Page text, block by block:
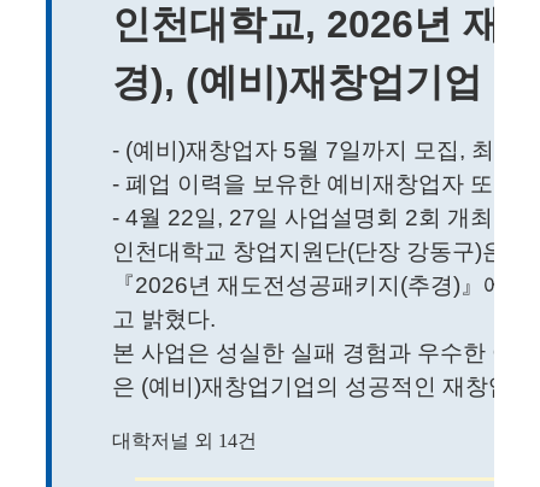
인천대학교, 2026년 재
경), (예비)재창업기업
- (예비)재창업자 5월 7일까지 모집, 최대
- 폐업 이력을 보유한 예비재창업자 또는
- 4월 22일, 27일 사업설명회 2회 개최 예
인천대학교 창업지원단(단장 강동구)은
『2026년 재도전성공패키지(추경)』에
고 밝혔다.
본 사업은 성실한 실패 경험과 우수한 아
은 (예비)재창업기업의 성공적인 재창업
대학저널 외 14건